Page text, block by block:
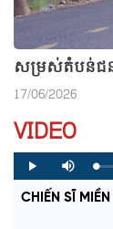
សម្រស់តំបន់ជ
17/06/2026
VIDEO
P
l
y
M
u
e
L
o
a
d
P
r
o
g
CHIẾN SĨ MIỀN